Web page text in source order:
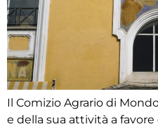
Il Comizio Agrario di
e della sua attività a